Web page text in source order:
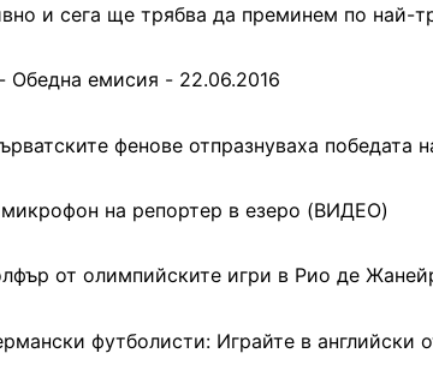
и сега ще трябва да преминем по най-
Обедна емисия - 22.06.2016
фенове отпразнуваха победата
на репортер в езеро (ВИДЕО)
от олимпийските игри в Рио де
футболисти: Играйте в английски